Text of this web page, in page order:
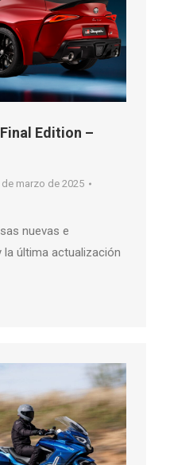
Edition –
de marzo de 2025
nuevas e
última actualización